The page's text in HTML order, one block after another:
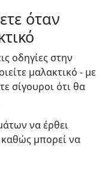
όταν
οδηγίες στην
μαλακτικό - με
σίγουροι ότι θα
να έρθει
μπορεί να